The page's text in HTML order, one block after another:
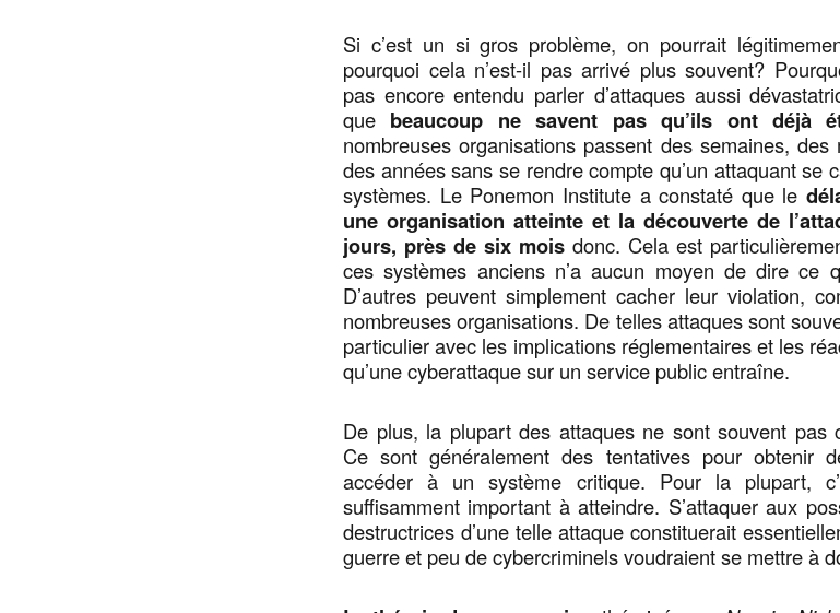
Si c’est un si gros problème, on pourrait
pourquoi cela n’est-il pas arrivé plus souvent?
pas encore entendu parler d’attaques aussi
que beaucoup ne savent pas qu’ils ont déjà
nombreuses organisations passent des semaines, des
des années sans se rendre compte qu’un attaquant se
systèmes. Le Ponemon Institute a constaté que le
une organisation atteinte et la découverte de
jours, près de six mois donc. Cela est
ces systèmes anciens n’a aucun moyen de dire ce
D’autres peuvent simplement cacher leur violation,
nombreuses organisations. De telles attaques sont
particulier avec les implications réglementaires et les
qu’une cyberattaque sur un service public entraîne.
De plus, la plupart des attaques ne sont souvent pas
Ce sont généralement des tentatives pour obtenir
accéder à un système critique. Pour la plupart,
suffisamment important à atteindre. S’attaquer aux
destructrices d’une telle attaque constituerait
guerre et peu de cybercriminels voudraient se mettre à